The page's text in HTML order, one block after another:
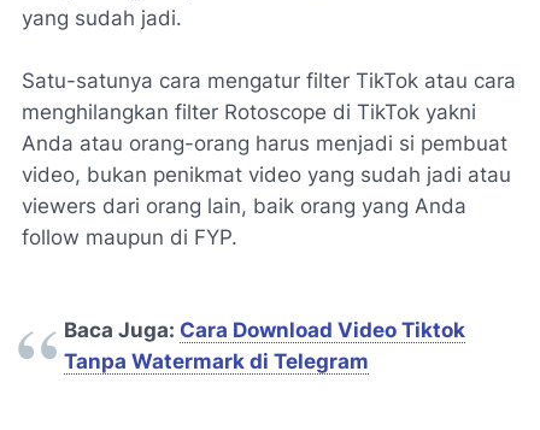
yang sudah jadi.
Satu-satunya cara mengatur filter TikTok atau cara
menghilangkan filter Rotoscope di TikTok yakni
Anda atau orang-orang harus menjadi si pembuat
video, bukan penikmat video yang sudah jadi atau
viewers dari orang lain, baik orang yang Anda
follow maupun di FYP.
Baca Juga: Cara Download Video Tiktok
Tanpa Watermark di Telegram